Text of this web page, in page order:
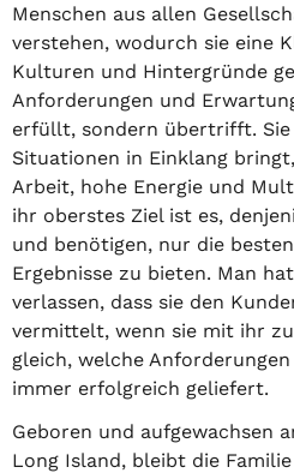
Menschen aus allen
verstehen, wodurch sie eine
Kulturen und Hintergründe
Anforderungen und
erfüllt, sondern übertrifft. Sie
Situationen in Einklang
Arbeit, hohe Energie und
ihr oberstes Ziel ist es,
und benötigen, nur die
Ergebnisse zu bieten. Man
verlassen, dass sie den
vermittelt, wenn sie mit ihr
gleich, welche
immer erfolgreich geliefert.
Geboren und aufgewachsen
Long Island, bleibt die